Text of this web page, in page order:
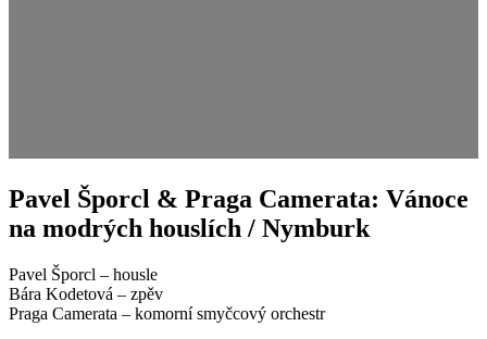
Pavel Šporcl & Praga Camerata: Vánoce
na modrých houslích / Nymburk
Pavel Šporcl – housle
Bára Kodetová – zpěv
Praga Camerata – komorní smyčcový orchestr